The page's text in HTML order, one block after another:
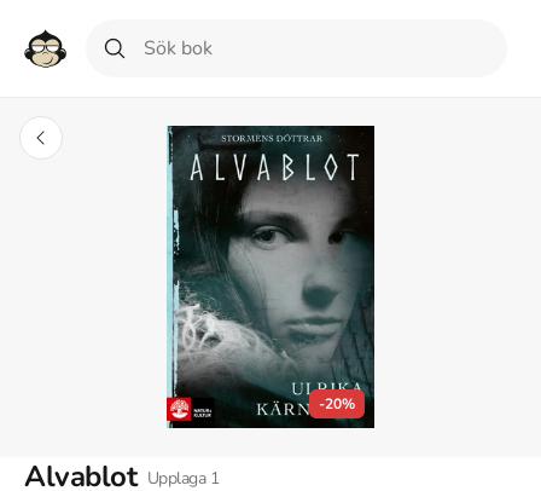
-20%
Alvablot Upplaga 1